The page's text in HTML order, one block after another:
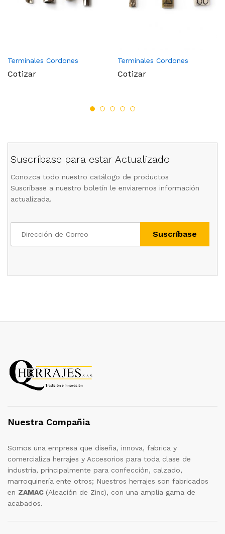
Terminales Cordones
Cotizar
Terminales Cordones
Cotizar
Suscríbase para estar Actualizado
Conozca todo nuestro catálogo de productos
Suscríbase a nuestro boletín le enviaremos información
actualizada.
Nuestra Compañia
Somos una empresa que diseña, innova, fabrica y
comercializa herrajes y Accesorios para toda clase de
industria, principalmente para confección, calzado,
marroquinería ente otros; Nuestros herrajes son fabricados
en ZAMAC (Aleación de Zinc), con una amplia gama de
acabados.